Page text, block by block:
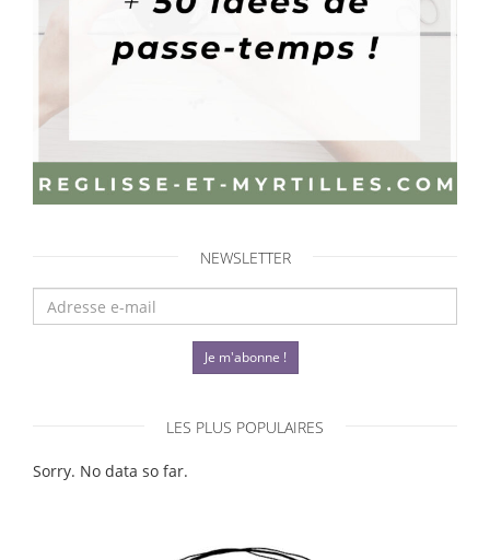
NEWSLETTER
Je m'abonne !
LES PLUS POPULAIRES
Sorry. No data so far.